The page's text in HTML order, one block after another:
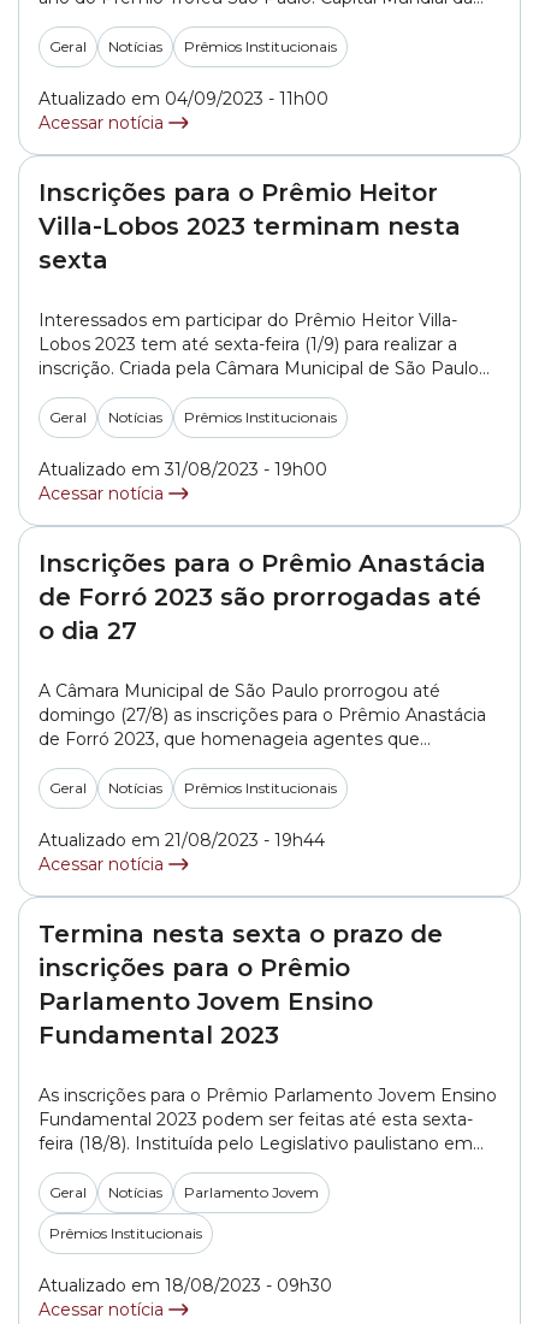
Gastronomia. Para participar, os candidatos deverão
encaminhar a ficha de inscrição preenchida,
juntamente com o material que vai concorrer ao
troféu. A premiação tem como objetivo incentivar,
Geral Notícias Prêmios Institucionais
Atualizado em 04/09/2023 - 11h00
Acessar notícia
Inscrições para o Prêmio Heitor
Villa-Lobos 2023 terminam nesta
sexta
Interessados em participar do Prêmio Heitor Villa-
Lobos 2023 tem até sexta-feira (1/9) para realizar a
inscrição. Criada pela Câmara Municipal de São Paulo
em 2017, em homenagem ao maestro e compositor
brasileiro Heitor Villa-Lobos, a premiação é destinada às
escolas municipais e seus professores que apresentem
projetos inovadores e promissores na área da
Geral Notícias Prêmios Institucionais
Atualizado em 31/08/2023 - 19h00
Acessar notícia
Inscrições para o Prêmio Anastácia
de Forró 2023 são prorrogadas até
o dia 27
A Câmara Municipal de São Paulo prorrogou até
domingo (27/8) as inscrições para o Prêmio Anastácia
de Forró 2023, que homenageia agentes que
promovam fomento e difusão do forró na cidade de
São Paulo. A data da cerimônia de premiação não
muda: acontece no dia 16 de outubro. Portanto, ainda
dá tempo de enviar o... »
Geral Notícias Prêmios Institucionais
Atualizado em 21/08/2023 - 19h44
Acessar notícia
Termina nesta sexta o prazo de
inscrições para o Prêmio
Parlamento Jovem Ensino
Fundamental 2023
As inscrições para o Prêmio Parlamento Jovem Ensino
Fundamental 2023 podem ser feitas até esta sexta-
feira (18/8). Instituída pelo Legislativo paulistano em
2001, a premiação é voltada para estudantes do Ensino
Fundamental II (do 6º ao 9º ano) e dá a eles a
oportunidade de simular a jornada de trabalho dos
Geral Notícias Parlamento Jovem
Prêmios Institucionais
Atualizado em 18/08/2023 - 09h30
Acessar notícia